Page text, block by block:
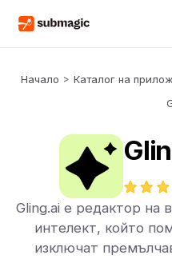
Начало > Каталог на
Gling.ai е редактор на
интелект, който
изключат